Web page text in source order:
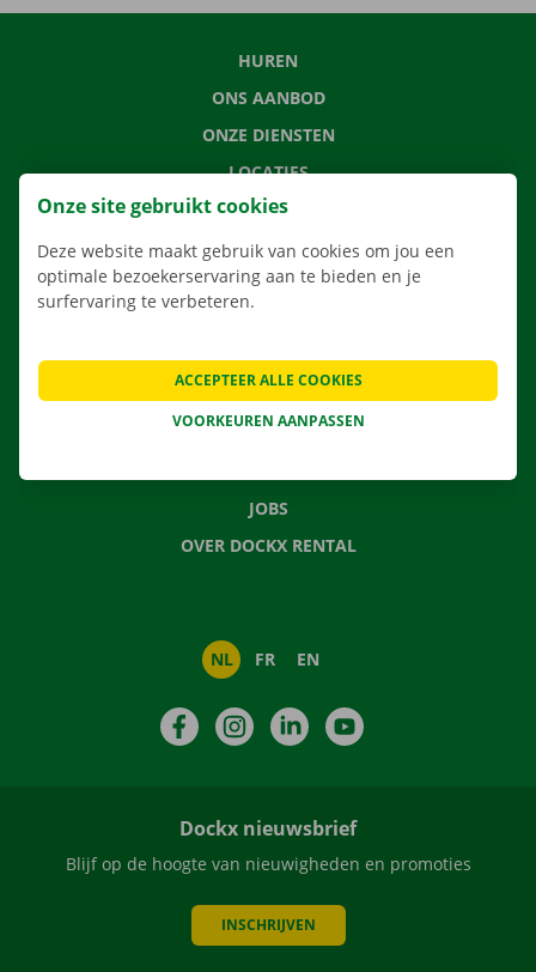
HUREN
ONS AANBOD
ONZE DIENSTEN
LOCATIES
APP
VERHUISOPLOSSINGEN
CONTACTEER ONS
VEELGESTELDE VRAGEN
NIEUWS
JOBS
OVER DOCKX RENTAL
NL FR EN
FacebookInstagramLinkedIn
Dockx nieuwsbrief
Blijf op de hoogte van nieuwigheden en promoties
INSCHRIJVEN
Onze site gebruikt cookies
Deze website maakt gebruik van cookies om jou een
optimale bezoekerservaring aan te bieden en je
surfervaring te verbeteren.
VOORKEUREN AANPASSEN
ACCEPTEER ALLE COOKIES